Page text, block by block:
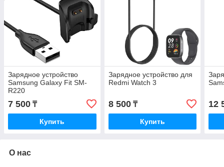
Зарядное устройство
Samsung Galaxy Fit SM-
R220
7 500 ₸
Купить
Зарядное устройство для
Redmi Watch 3
8 500₸
Купить
12
О нас